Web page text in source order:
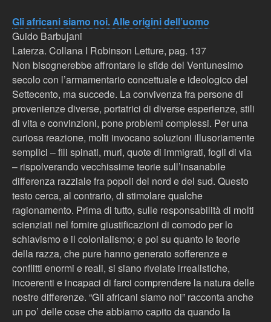
Gli africani siamo noi. Alle origini dell’uomo
Guido Barbujani
Laterza. Collana I Robinson Letture, pag. 137
Non bisognerebbe affrontare le sfide del Ventunesimo
secolo con l’armamentario concettuale e ideologico del
Settecento, ma succede. La convivenza fra persone di
provenienze diverse, portatrici di diverse esperienze, stili
di vita e convinzioni, pone problemi complessi. Per una
curiosa reazione, molti invocano soluzioni illusoriamente
semplici – fili spinati, muri, quote di immigrati, fogli di via
– rispolverando vecchissime teorie sull’insanabile
differenza razziale fra popoli del nord e del sud. Questo
testo cerca, al contrario, di stimolare qualche
ragionamento. Prima di tutto, sulle responsabilità di molti
scienziati nel fornire giustificazioni di comodo per lo
schiavismo e il colonialismo; e poi su quanto le teorie
della razza, che pure hanno generato sofferenze e
conflitti enormi e reali, si siano rivelate irrealistiche,
incoerenti e incapaci di farci comprendere la natura delle
nostre differenze. “Gli africani siamo noi” racconta anche
un po’ delle cose che abbiamo capito da quando la